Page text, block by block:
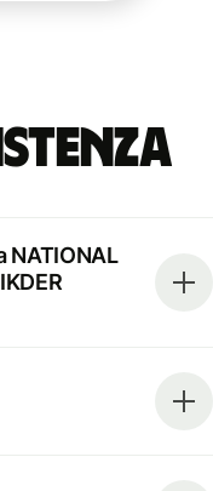
NATIONAL